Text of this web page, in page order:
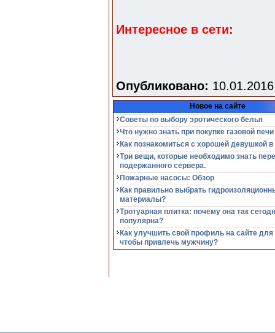
Интересное в сети:
Опубликовано:
Новое на сайте
Советы по выбору эротического белья
Что нужно знать при покупке газовой печи
Как познакомиться с хорошей девушкой в
Три вещи, которые необходимо знать
подержанного сервера.
Пожарные насосы: Обзор
Как правильно выбрать
материалы?
Тротуарная плитка: почему она так
популярна?
Как улучшить свой профиль на сайте для
чтобы привлечь мужчину?